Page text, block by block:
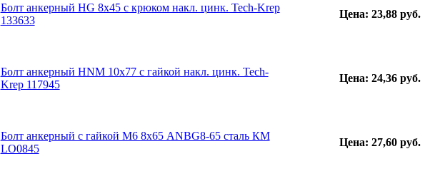
Болт анкерный HG 8х45 с крюком накл. цинк. Tech-Krep
133633
Цена: 23,88 руб.
Болт анкерный HNM 10х77 с гайкой накл. цинк. Tech-
Krep 117945
Цена: 24,36 руб.
Болт анкерный с гайкой М6 8х65 ANBG8-65 сталь КМ
LO0845
Цена: 27,60 руб.